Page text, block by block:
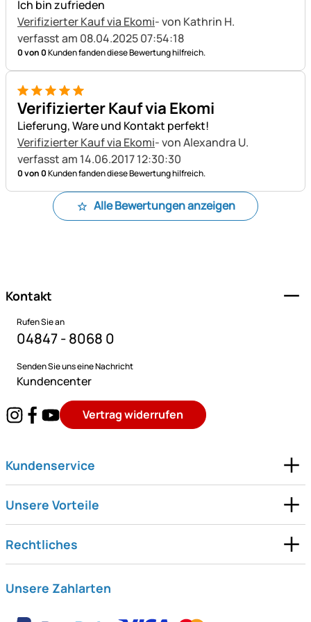
Ich bin zufrieden
Verifizierter Kauf via Ekomi- von Kathrin H.
verfasst am 08.04.2025 07:54:18
0 von 0Kunden fanden diese Bewertung hilfreich.
5 von 5
Verifizierter Kauf via Ekomi
Lieferung, Ware und Kontakt perfekt!
Verifizierter Kauf via Ekomi- von Alexandra U.
verfasst am 14.06.2017 12:30:30
0 von 0Kunden fanden diese Bewertung hilfreich.
Alle Bewertungen anzeigen
Kontakt
Rufen Sie an
04847 - 8068 0
Senden Sie uns eine Nachricht
Kundencenter
Vertrag widerrufen
Kundenservice
Unsere Vorteile
Rechtliches
Unsere Zahlarten